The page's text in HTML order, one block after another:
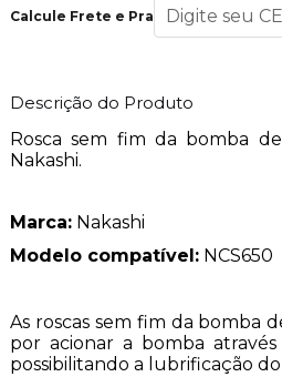
Calcule Frete e Prazo
Descrição do Produto
Rosca sem fim da bomba
Nakashi.
Marca:Nakashi
Modelo compatível:NCS650
As roscas sem fim da bomba
por acionar a bomba
possibilitando a lubrificação